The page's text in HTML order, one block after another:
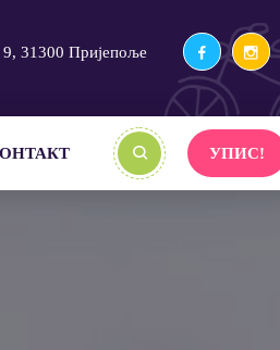
31300 Пријепоље
УПИС!